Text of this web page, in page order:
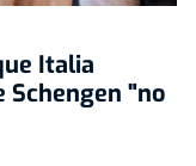
Italia
Schengen "no